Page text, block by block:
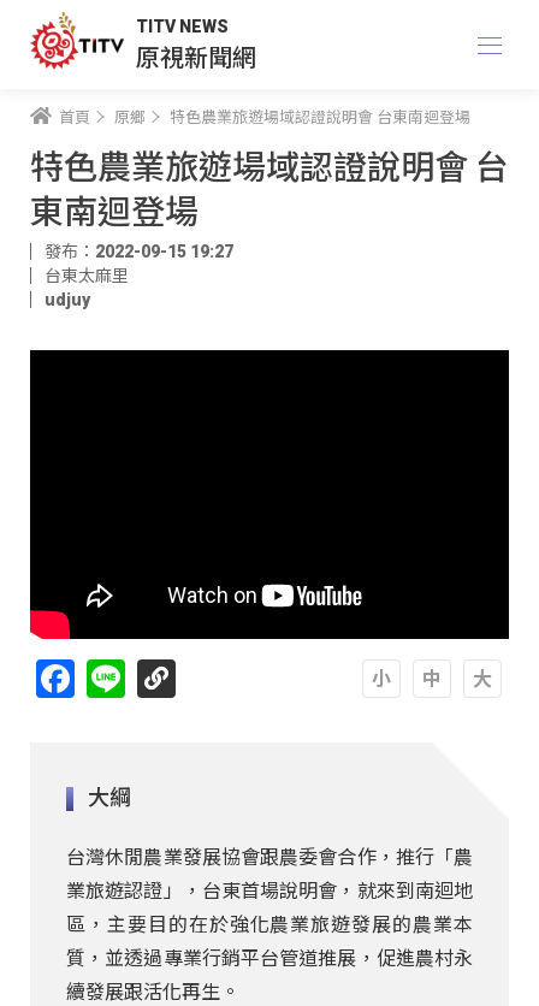
TITV NEWS
原視新聞網
首頁 原鄉 特色農業旅遊場域認證說明會 台東南迴登場
特色農業旅遊場域認證說明會 台
東南迴登場
發布：2022-09-15 19:27
台東太麻里
udjuy
Facebook
Line
大綱
台灣休閒農業發展協會跟農委會合作，推行「農
業旅遊認證」，台東首場說明會，就來到南迴地
區，主要目的在於強化農業旅遊發展的農業本
質，並透過專業行銷平台管道推展，促進農村永
續發展跟活化再生。